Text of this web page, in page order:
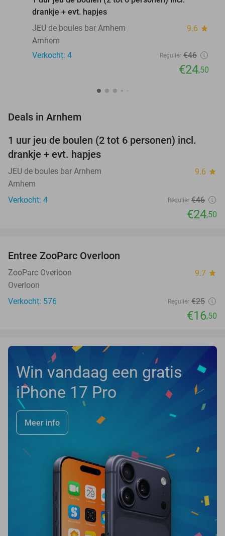
drankje + evt. hapjes
JEU de boules bar Arnhem
9.6 star
Arnhem
Verkocht: 4
Regulier €46
€24,50
Deals in Arnhem
47%
NEW
TODAY
1 uur jeu de boulen (2 tot 6 personen) incl.
drankje + evt. hapjes
JEU de boules bar Arnhem 9.6 star
Arnhem
Verkocht: 4
Regulier €46
€24,50
TODAY
Entree ZooParc Overloon
ZooParc Overloon 9.7 star
Overloon
Verkocht: 576
Regulier €25
€16,50
Win vandaag een gratis
iPhone 17 Pro
Meer info